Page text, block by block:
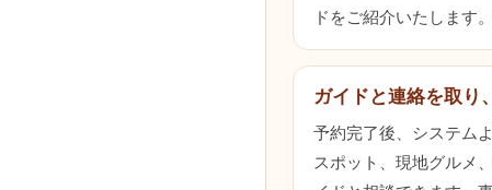
ドをご紹介いたします
ガイドと連絡を取り
予約完了後、システム
スポット、現地グルメ